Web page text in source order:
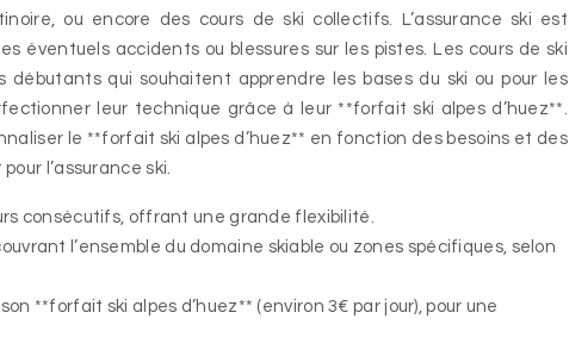
ou encore des cours de ski collectifs. L’assurance ski est
éventuels accidents ou blessures sur les pistes. Les cours de ski
qui souhaitent apprendre les bases du ski ou pour les
leur technique grâce à leur **forfait ski alpes d’huez**.
le **forfait ski alpes d’huez** en fonction des besoins et des
l’assurance ski.
consécutifs, offrant une grande flexibilité.
l’ensemble du domaine skiable ou zones spécifiques, selon
**forfait ski alpes d’huez** (environ 3€ par jour), pour une